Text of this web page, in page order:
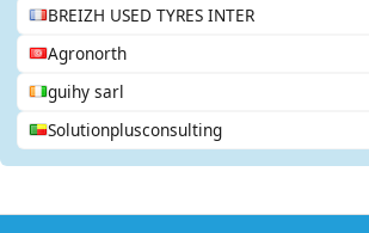
BREIZH USED TYRES INTER
Agronorth
guihy sarl
Solutionplusconsulting